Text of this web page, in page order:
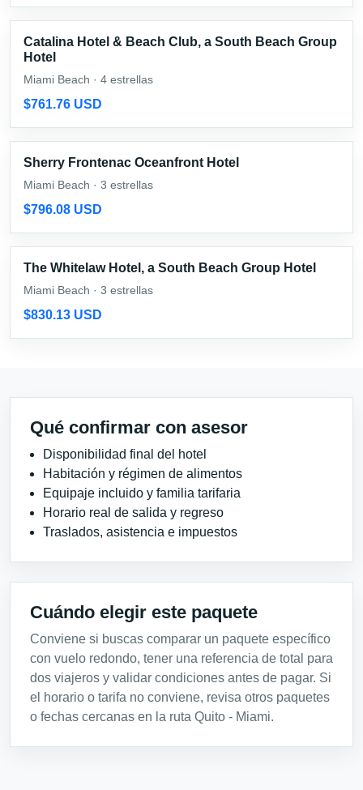
Catalina Hotel & Beach Club, a South Beach Group
Hotel
Miami Beach · 4 estrellas
$761.76 USD
Sherry Frontenac Oceanfront Hotel
Miami Beach · 3 estrellas
$796.08 USD
The Whitelaw Hotel, a South Beach Group Hotel
Miami Beach · 3 estrellas
$830.13 USD
Qué confirmar con asesor
Disponibilidad final del hotel
Habitación y régimen de alimentos
Equipaje incluido y familia tarifaria
Horario real de salida y regreso
Traslados, asistencia e impuestos
Cuándo elegir este paquete
Conviene si buscas comparar un paquete específico
con vuelo redondo, tener una referencia de total para
dos viajeros y validar condiciones antes de pagar. Si
el horario o tarifa no conviene, revisa otros paquetes
o fechas cercanas en la ruta Quito - Miami.